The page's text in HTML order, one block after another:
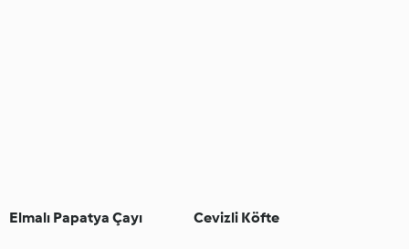
Elmalı Papatya Çayı Cevizli Köfte